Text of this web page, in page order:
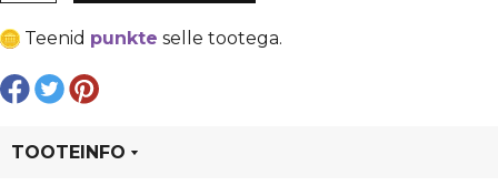
€ 0,99.
€ 0,74.
kogupikkus
19
mm,
metall
Teenid punkte selle tootega.
TOOTEINFO